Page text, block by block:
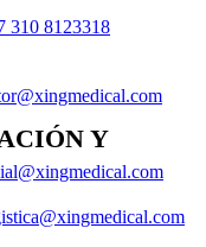
310 8123318
Y